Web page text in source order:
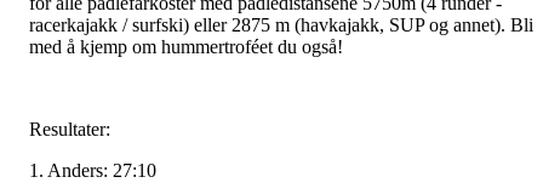
racerkajakk / surfski) eller 2875 m (havkajakk, SUP og annet). Bli
med å kjemp om hummertroféet du også!
Resultater:
1. Anders: 27:10